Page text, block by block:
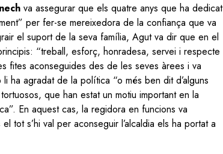
va assegurar que els quatre anys que ha dedicat
per fer-se mereixedora de la confiança que va
el suport de la seva família, Agut va dir que en el
“treball, esforç, honradesa, servei i respecte
fites aconseguides des de les seves àrees i va
ha agradat de la política “o més ben dit d’alguns
que han estat un motiu important en la
En aquest cas, la regidora en funcions va
tot s’hi val per aconseguir l’alcaldia els ha portat a